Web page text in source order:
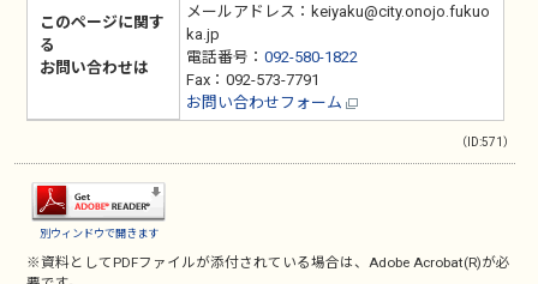
このページに関す
る
お問い合わせは
メールアドレス：keiyaku@city.onojo.fukuo
ka.jp
電話番号： 092-580-1822
Fax：092-573-7791
お問い合わせフォーム
（ID:571）
別ウィンドウで開きます
※資料としてPDFファイルが添付されている場合は、Adobe Acrobat(R)が必